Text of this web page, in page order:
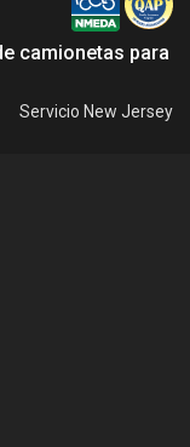
camionetas para
Servicio New Jersey